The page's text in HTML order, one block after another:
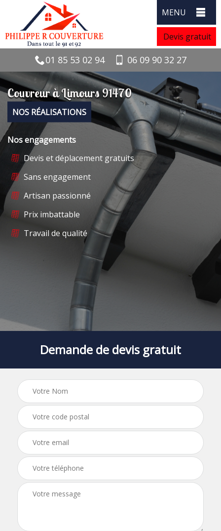
MENU
Devis gratuit
01 85 53 02 94 06 09 90 32 27
Couvreur à Limours 91470
NOS RÉALISATIONS
Nos engagements
Devis et déplacement gratuits
Sans engagement
Artisan passionné
Prix imbattable
Travail de qualité
Demande de devis gratuit